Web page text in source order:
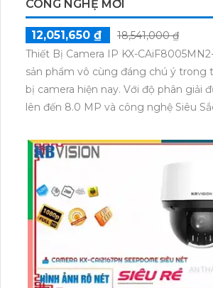
CÔNG NGHỆ MỚI
12,051,650 ₫
18,541,000 ₫
Thiết Bị Camera IP KX-
sản phẩm vô cùng đáng chú ý
bị camera hiện nay. Với độ phân giải
lên đến 8.0 MP và công nghệ Siêu
chất lượng hình ảnh. Đặc biệt, thiết bị
ứng nhu cầu về hình ảnh chất lượng
bật của thiết bị là việc có màu ban
cho bạn chất lượng hình ảnh tốt mọi
với công nghệ CMOS màu sắc đẹp,
ảnh sáng đẹp và chân thực. Sản
công nghệ IP, giúp dễ dàng nâng
camera một cách thuận tiện. Chọn